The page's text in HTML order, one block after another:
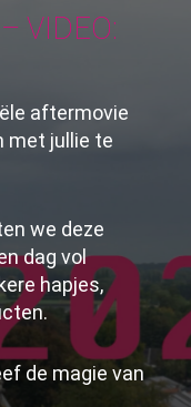
VIDEO:
aftermovie
met jullie te
we deze
dag vol
hapjes,
de magie van